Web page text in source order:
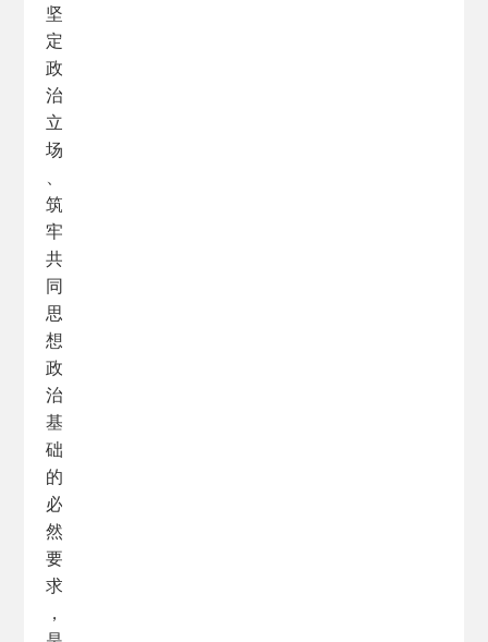
坚
定
政
治
立
场
、
筑
牢
共
同
思
想
政
治
基
础
的
必
然
要
求
，